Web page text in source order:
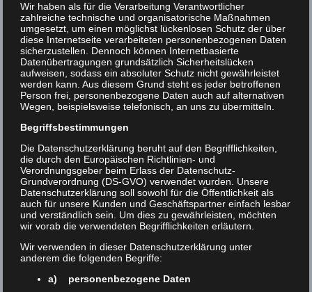
10
11 12 13 14 15
16
17
18 19 20 21 22
23
24
25 26 27 28 29
30
31
September 2026
M D M D F
1
2 3 4 5
6
7
8 9 10 11 12
13
14
15 16 17 18 19
20
21
22 23 24 25 26
27
28
29 30
Wir haben als für die Verarbeitung Verantwortlicher
zahlreiche technische und organisatorische Maßnahmen
umgesetzt, um einen möglichst lückenlosen Schutz der über
diese Internetseite verarbeiteten personenbezogenen Daten
sicherzustellen. Dennoch können Internetbasierte
Datenübertragungen grundsätzlich Sicherheitslücken
aufweisen, sodass ein absoluter Schutz nicht gewährleistet
werden kann. Aus diesem Grund steht es jeder betroffenen
Person frei, personenbezogene Daten auch auf alternativen
Wegen, beispielsweise telefonisch, an uns zu übermitteln.
Begriffsbestimmungen
Die Datenschutzerklärung beruht auf den Begrifflichkeiten,
die durch den Europäischen Richtlinien- und
Verordnungsgeber beim Erlass der Datenschutz-
Grundverordnung (DS-GVO) verwendet wurden. Unsere
Datenschutzerklärung soll sowohl für die Öffentlichkeit als
auch für unsere Kunden und Geschäftspartner einfach lesbar
und verständlich sein. Um dies zu gewährleisten, möchten
wir vorab die verwendeten Begrifflichkeiten erläutern.
Wir verwenden in dieser Datenschutzerklärung unter
anderem die folgenden Begriffe:
a) personenbezogene Daten